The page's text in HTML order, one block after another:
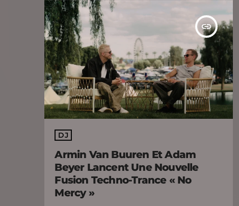
insert_link
DJ
Armin Van Buuren Et Adam
Beyer Lancent Une Nouvelle
Fusion Techno-Trance « No
Mercy »